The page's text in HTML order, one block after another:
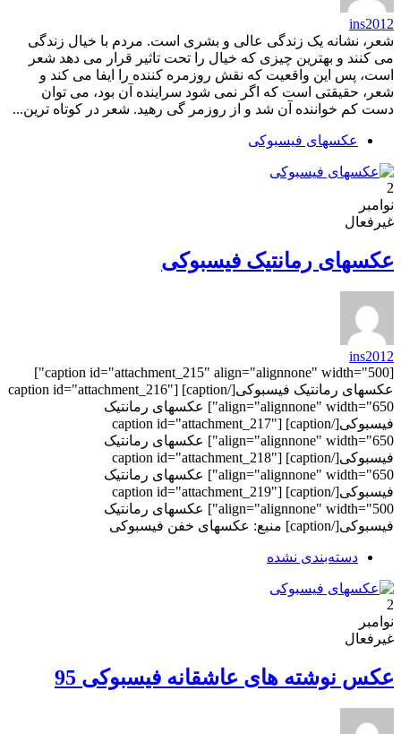
ins2012
شعر، نشانه یک زندگی عالی و بشری است. مردم با خیال زندگی
می کنند و بهترین چیزی که خیال را تحت تاثیر قرار می دهد شعر
است، پس این واقعیت که نقش روزمره کننده را ایفا می کند و
شعر، حقیقتی است که اگر نمی شود سراینده آن بود، می توان
دست کم خواننده آن شد و از روزمر گی رهید. شعر در کوتاه ترین...
عکسهای فیسبوکی
2
نوامبر
غیرفعال
عکسهای رمانتیک فیسبوکی
ins2012
[caption id="attachment_215" align="alignnone" width="500"]
عکسهای رمانتیک فیسبوکی[/caption] [caption id="attachment_216"
align="alignnone" width="650"] عکسهای رمانتیک
فیسبوکی[/caption] [caption id="attachment_217"
align="alignnone" width="650"] عکسهای رمانتیک
فیسبوکی[/caption] [caption id="attachment_218"
align="alignnone" width="650"] عکسهای رمانتیک
فیسبوکی[/caption] [caption id="attachment_219"
align="alignnone" width="500"] عکسهای رمانتیک
فیسبوکی[/caption] منبع: عکسهای خفن فیسبوکی
دسته‌بندی نشده
2
نوامبر
غیرفعال
عکس نوشته های عاشقانه فیسبوکی 95